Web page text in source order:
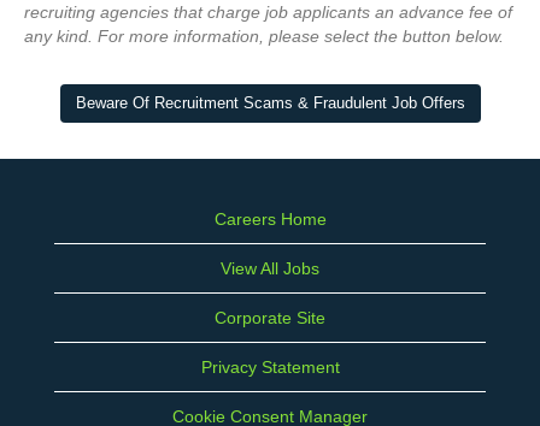
recruiting agencies that charge job applicants an advance fee of
any kind. For more information, please select the button below.
Beware Of Recruitment Scams & Fraudulent Job Offers
Careers Home
View All Jobs
Corporate Site
Privacy Statement
Cookie Consent Manager